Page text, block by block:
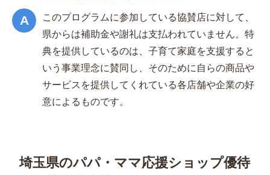
このプログラムに参加している協賛店に対して、
県からは補助金や謝礼は支払われていません。特
典を提供しているのは、子育て家庭を支援すると
いう事業理念に賛同し、そのために自らの商品や
サービスを提供してくれている各店舗や企業の好
意によるものです。
埼玉県のパパ・ママ応援ショップ優待